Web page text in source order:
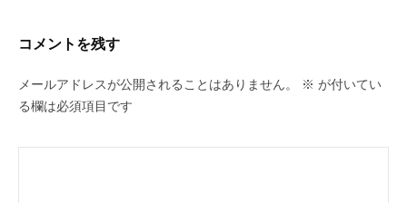
コメントを残す
メールアドレスが公開されることはありません。 ※ が付いてい
る欄は必須項目です